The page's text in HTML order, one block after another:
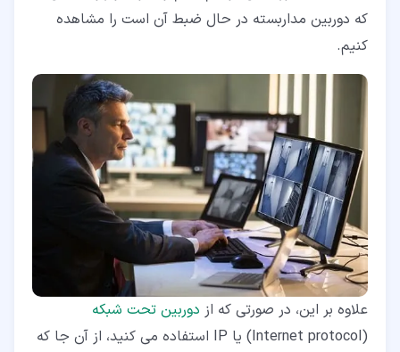
که دوربین مداربسته در حال ضبط آن است را مشاهده
کنیم.
علاوه بر این، در صورتی که از دوربین تحت شبکه
(Internet protocol) یا IP استفاده می کنید، از آن جا که